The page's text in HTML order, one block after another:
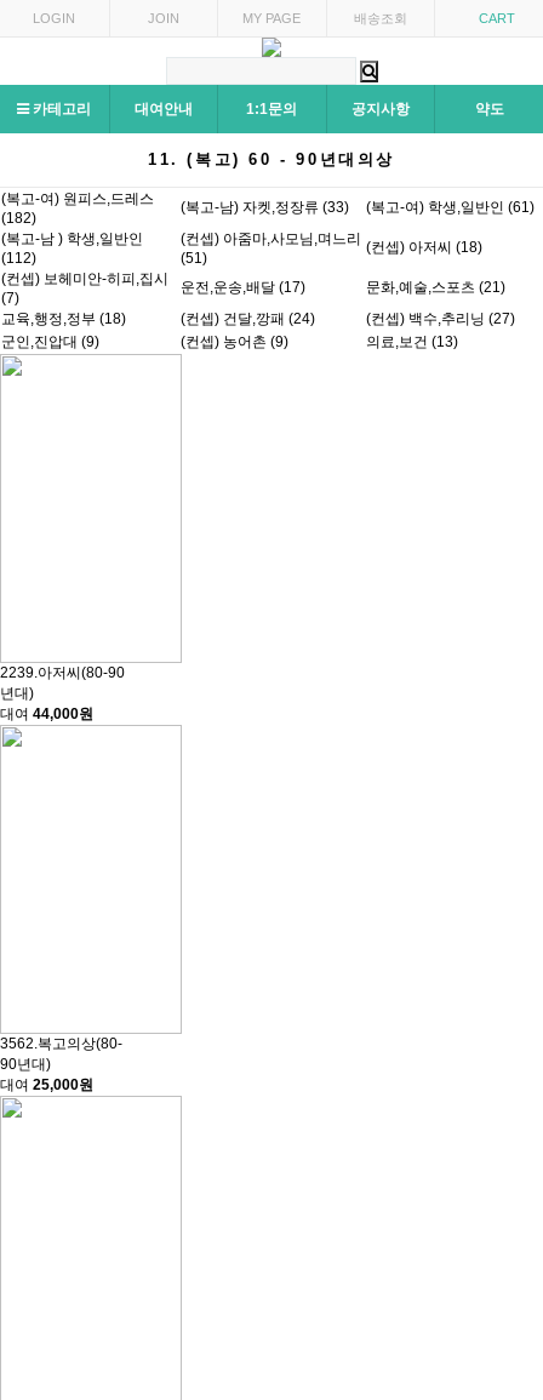
LOGIN JOIN MY PAGE 배송조회 CART
카테고리 대여안내 1:1문의 공지사항 약도
11. (복고) 60 - 90년대의상
(복고-여) 원피스,드레스
(182)
(복고-남) 자켓,정장류 (33)
(복고-여) 학생,일반인 (61)
(복고-남 ) 학생,일반인
(112)
(컨셉) 아줌마,사모님,며느리
(51)
(컨셉) 아저씨 (18)
(컨셉) 보헤미안-히피,집시
(7)
운전,운송,배달 (17)
문화,예술,스포츠 (21)
교육,행정,정부 (18)
(컨셉) 건달,깡패 (24)
(컨셉) 백수,추리닝 (27)
군인,진압대 (9)
(컨셉) 농어촌 (9) 의료,보건 (13)
2239.아저씨(80-90
년대)
대여 44,000원
3562.복고의상(80-
90년대)
대여 25,000원